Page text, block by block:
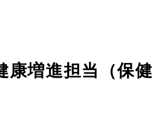
康増進担当（保